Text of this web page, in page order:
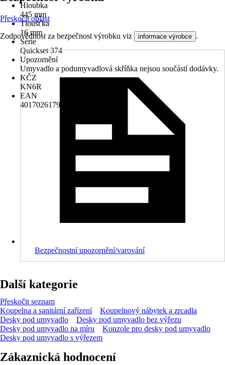
Hloubka
445 mm
Tloušťka
16 mm
Série
Quickset 374
Upozornění
Umyvadlo a podumyvadlová skříňka nejsou součástí dodávky.
KČZ
KN6R
EAN
4017026179814
Přeskočit oblast
Zodpovědnost za bezpečnost výrobku viz informace výrobce .
Bezpečnostní upozornění/varování
Další kategorie
Přeskočit seznam
Koupelna a sanitární zařízení
Koupelnový nábytek a zrcadla
Desky pod umyvadlo
Desky pod umyvadlo bez výřezu
Desky pod umyvadlo na míru
Konzole pro desky pod umyvadlo
Desky pod umyvadlo s výřezem
Zákaznická hodnocení